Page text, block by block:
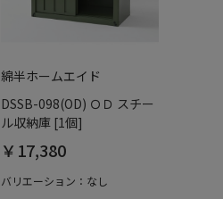
綿半ホームエイド
DSSB-098(OD) ＯＤ スチー
ル収納庫 [1個]
￥17,380
バリエーション：なし